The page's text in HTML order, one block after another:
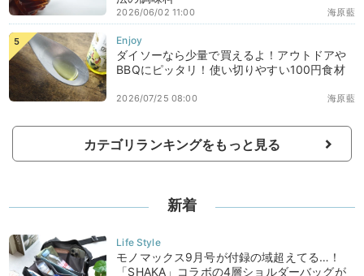
海原藍
2026/06/02 11:00
ダイソーなら少量で買えるよ！アウトドアや
BBQにピッタリ！使い切りやすい100円食材
海原藍
2026/07/25 08:00
カテゴリランキングをもっと見る
新着
モノマックス9月号が付録の域超えてる…！
「SHAKA」コラボの4層ショルダーバッグが